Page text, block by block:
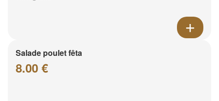
Salade poulet fêta
8.00 €